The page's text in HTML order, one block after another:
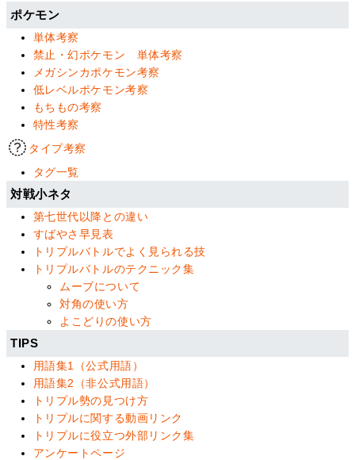
ポケモン
単体考察
禁止・幻ポケモン 単体考察
メガシンカポケモン考察
低レベルポケモン考察
もちもの考察
特性考察
タイプ考察
タグ一覧
対戦小ネタ
第七世代以降との違い
すばやさ早見表
トリプルバトルでよく見られる技
トリプルバトルのテクニック集
ムーブについて
対角の使い方
よこどりの使い方
TIPS
用語集1（公式用語）
用語集2（非公式用語）
トリプル勢の見つけ方
トリプルに関する動画リンク
トリプルに役立つ外部リンク集
アンケートページ